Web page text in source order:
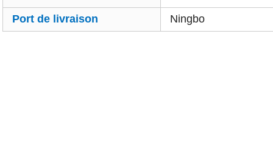
Port de livraison Ningbo